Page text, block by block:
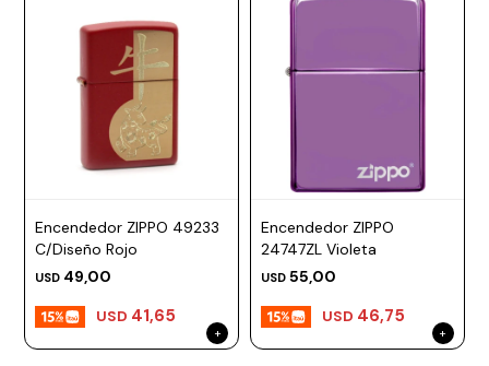
Encendedor ZIPPO 49233
C/Diseño Rojo
USD 49,00
USD 41,65
Encendedor ZIPPO
24747ZL Violeta
USD 55,00
USD 46,75